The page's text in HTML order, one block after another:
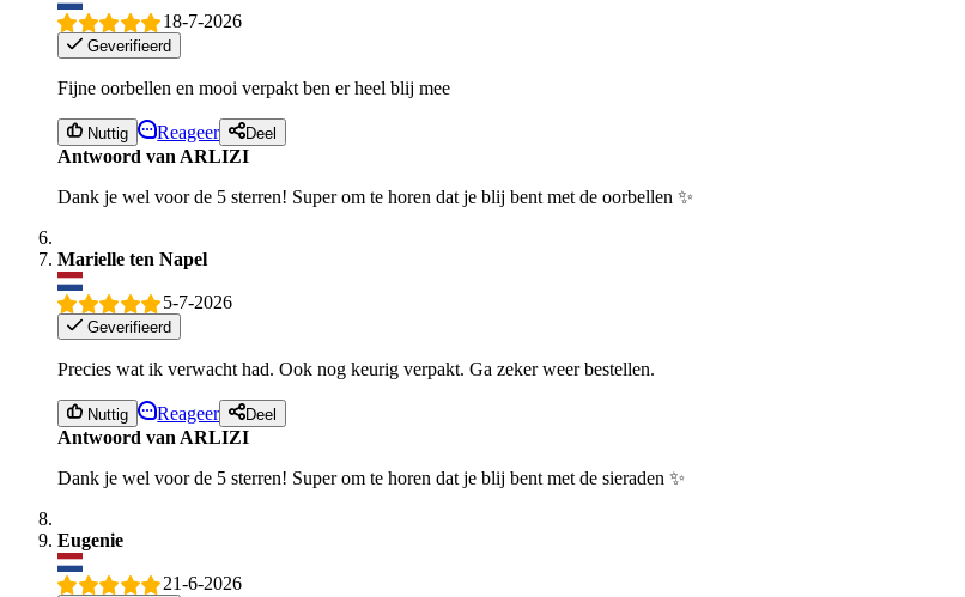
18-7-2026
Geverifieerd
Fijne oorbellen en mooi verpakt ben er heel blij mee
Nuttig Reageer Deel
Antwoord van ARLIZI
Dank je wel voor de 5 sterren! Super om te horen dat je blij bent met de oorbellen ✨
Marielle ten Napel
5-7-2026
Geverifieerd
Precies wat ik verwacht had. Ook nog keurig verpakt. Ga zeker weer bestellen.
Nuttig Reageer Deel
Antwoord van ARLIZI
Dank je wel voor de 5 sterren! Super om te horen dat je blij bent met de sieraden ✨
Eugenie
21-6-2026